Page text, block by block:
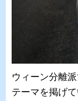
ウィーン分離
テーマを掲げ